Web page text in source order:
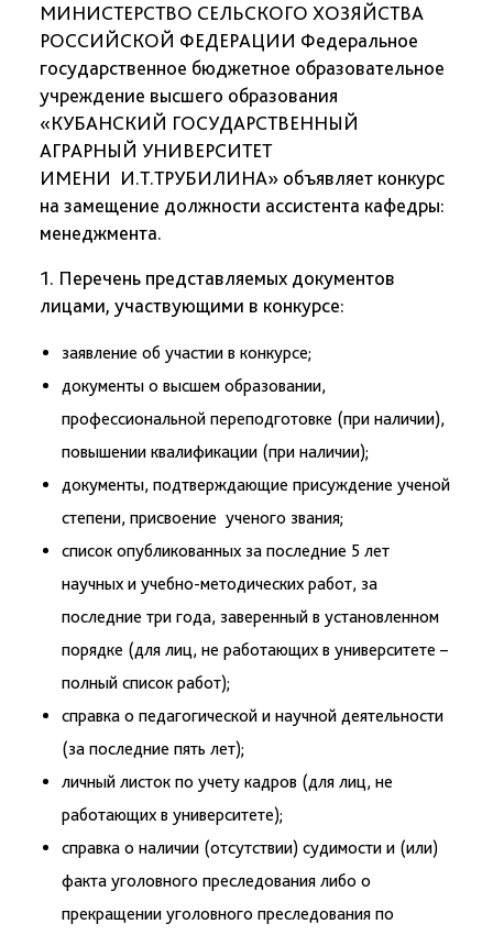
МИНИСТЕРСТВО СЕЛЬСКОГО ХОЗЯЙСТВА
РОССИЙСКОЙ ФЕДЕРАЦИИ Федеральное
государственное бюджетное образовательное
учреждение высшего образования
«КУБАНСКИЙ ГОСУДАРСТВЕННЫЙ
АГРАРНЫЙ УНИВЕРСИТЕТ
ИМЕНИ И.Т.ТРУБИЛИНА» объявляет конкурс
на замещение должности ассистента кафедры:
менеджмента.
1. Перечень представляемых документов
лицами, участвующими в конкурсе:
заявление об участии в конкурсе;
документы о высшем образовании,
профессиональной переподготовке (при наличии),
повышении квалификации (при наличии);
документы, подтверждающие присуждение ученой
степени, присвоение ученого звания;
список опубликованных за последние 5 лет
научных и учебно-методических работ, за
последние три года, заверенный в установленном
порядке (для лиц, не работающих в университете –
полный список работ);
справка о педагогической и научной деятельности
(за последние пять лет);
личный листок по учету кадров (для лиц, не
работающих в университете);
справка о наличии (отсутствии) судимости и (или)
факта уголовного преследования либо о
прекращении уголовного преследования по